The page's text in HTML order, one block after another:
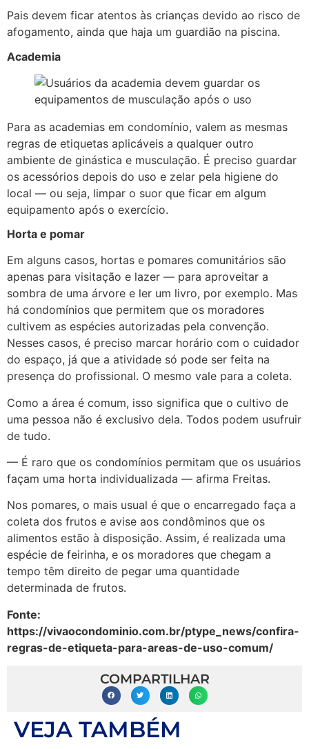
Pais devem ficar atentos às crianças devido ao risco de
afogamento, ainda que haja um guardião na piscina.
Academia
Para as academias em condomínio, valem as mesmas
regras de etiquetas aplicáveis a qualquer outro
ambiente de ginástica e musculação. É preciso guardar
os acessórios depois do uso e zelar pela higiene do
local — ou seja, limpar o suor que ficar em algum
equipamento após o exercício.
Horta e pomar
Em alguns casos, hortas e pomares comunitários são
apenas para visitação e lazer — para aproveitar a
sombra de uma árvore e ler um livro, por exemplo. Mas
há condomínios que permitem que os moradores
cultivem as espécies autorizadas pela convenção.
Nesses casos, é preciso marcar horário com o cuidador
do espaço, já que a atividade só pode ser feita na
presença do profissional. O mesmo vale para a coleta.
Como a área é comum, isso significa que o cultivo de
uma pessoa não é exclusivo dela. Todos podem usufruir
de tudo.
— É raro que os condomínios permitam que os usuários
façam uma horta individualizada — afirma Freitas.
Nos pomares, o mais usual é que o encarregado faça a
coleta dos frutos e avise aos condôminos que os
alimentos estão à disposição. Assim, é realizada uma
espécie de feirinha, e os moradores que chegam a
tempo têm direito de pegar uma quantidade
determinada de frutos.
Fonte:
https://vivaocondominio.com.br/ptype_news/confira-
regras-de-etiqueta-para-areas-de-uso-comum/
COMPARTILHAR
VEJA TAMBÉM